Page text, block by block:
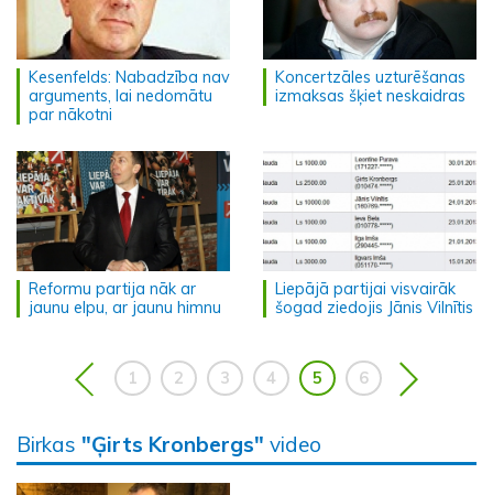
Kesenfelds: Nabadzība nav
arguments, lai nedomātu
par nākotni
Koncertzāles uzturēšanas
izmaksas šķiet neskaidras
Reformu partija nāk ar
jaunu elpu, ar jaunu himnu
Liepājā partijai visvairāk
šogad ziedojis Jānis Vilnītis
1 2 3 4 5 6
Birkas "Ģirts Kronbergs" video